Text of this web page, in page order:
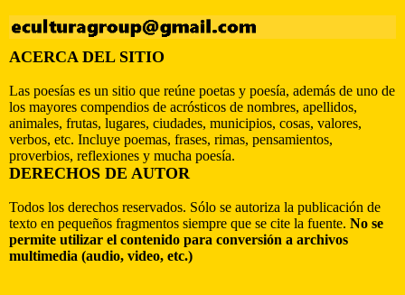
ACERCA DEL SITIO
Las poesías es un sitio que reúne poetas y poesía, además de uno de
los mayores compendios de acrósticos de nombres, apellidos,
animales, frutas, lugares, ciudades, municipios, cosas, valores,
verbos, etc. Incluye poemas, frases, rimas, pensamientos,
proverbios, reflexiones y mucha poesía.
DERECHOS DE AUTOR
Todos los derechos reservados. Sólo se autoriza la publicación de
texto en pequeños fragmentos siempre que se cite la fuente. No se
permite utilizar el contenido para conversión a archivos
multimedia (audio, video, etc.)